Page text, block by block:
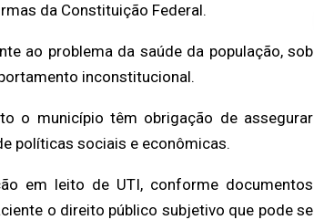
da Constituição Federal.
ao problema da saúde da população, sob
inconstitucional.
o municípiotêm obrigação de assegurar
políticas sociais e econômicas.
em leito de UTI, conforme documentos
o direito público subjetivo que pode se